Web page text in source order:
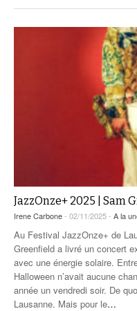
JazzOnze+ 2025 | Sam
Irene Carbone- 02/11/2025 - A la
Au Festival JazzOnze+ de
Greenfield a livré un concert
avec une énergie solaire.
Halloween n’avait aucune
année un vendredi soir. De
Lausanne. Mais pour le…